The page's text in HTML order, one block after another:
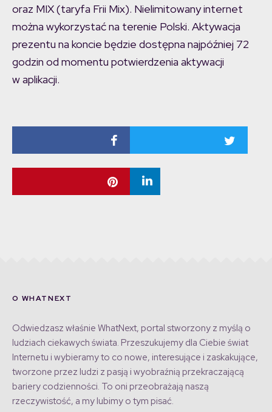
oraz MIX (taryfa Frii Mix). Nielimitowany internet
można wykorzystać na terenie Polski. Aktywacja
prezentu na koncie będzie dostępna najpóźniej 72
godzin od momentu potwierdzenia aktywacji
w aplikacji.
O WHATNEXT
Odwiedzasz właśnie WhatNext, portal stworzony z myślą o
ludziach ciekawych świata. Przeszukujemy dla Ciebie świat
Internetu i wybieramy to co nowe, interesujące i zaskakujące,
tworzone przez ludzi z pasją i wyobraźnią przekraczającą
bariery codzienności. To oni przeobrażają naszą
rzeczywistość, a my lubimy o tym pisać.